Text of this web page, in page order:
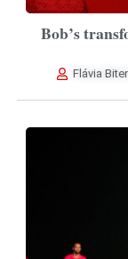
Bob’s
Flávia